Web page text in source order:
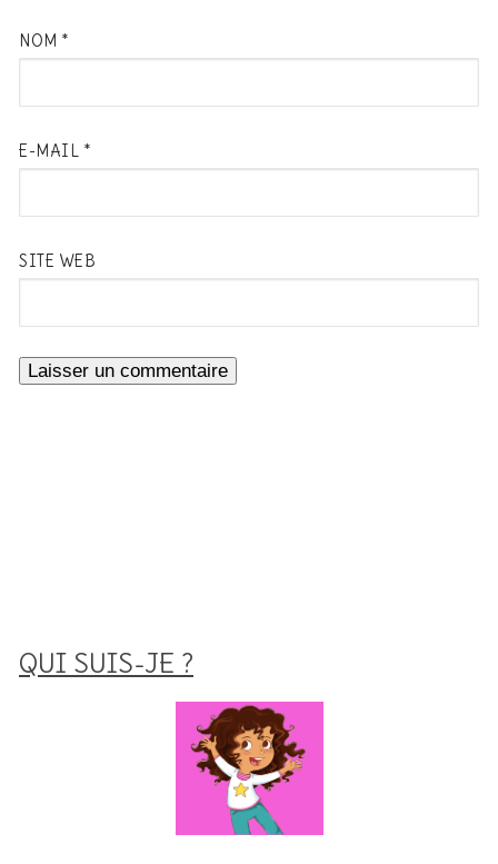
NOM *
E-MAIL *
SITE WEB
QUI SUIS-JE ?